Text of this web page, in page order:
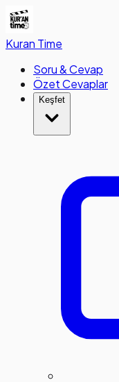
Kuran Time
Soru & Cevap
Özet Cevaplar
Keşfet